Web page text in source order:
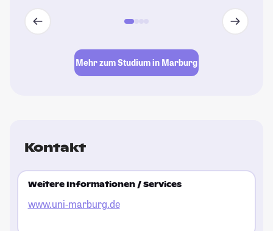
Mehr zum Studium in Marburg
Kontakt
Weitere Informationen / Services
www.uni-marburg.de